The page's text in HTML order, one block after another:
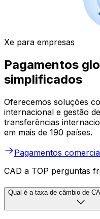
Xe para empresas
Pagamentos
simplificados
Oferecemos soluções
internacional e gestão
transferências
em mais de 190 países.
Pagamentos
CAD a TOP perguntas
Qual é a taxa de câmbio de